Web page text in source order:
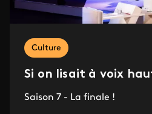
Culture
Si on lisait à voix
Saison 7 - La finale !